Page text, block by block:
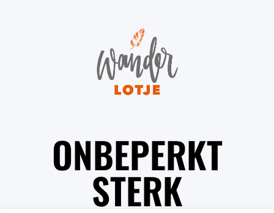
ONBEPERKT
STERK